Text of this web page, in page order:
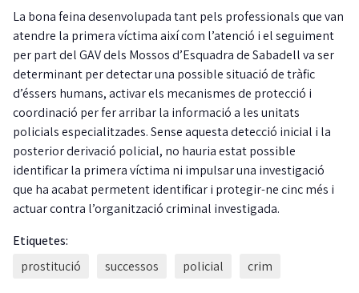
La bona feina desenvolupada tant pels professionals que van
atendre la primera víctima així com l’atenció i el seguiment
per part del GAV dels Mossos d’Esquadra de Sabadell va ser
determinant per detectar una possible situació de tràfic
d’éssers humans, activar els mecanismes de protecció i
coordinació per fer arribar la informació a les unitats
policials especialitzades. Sense aquesta detecció inicial i la
posterior derivació policial, no hauria estat possible
identificar la primera víctima ni impulsar una investigació
que ha acabat permetent identificar i protegir-ne cinc més i
actuar contra l’organització criminal investigada.
Etiquetes:
prostitució
successos policial crim